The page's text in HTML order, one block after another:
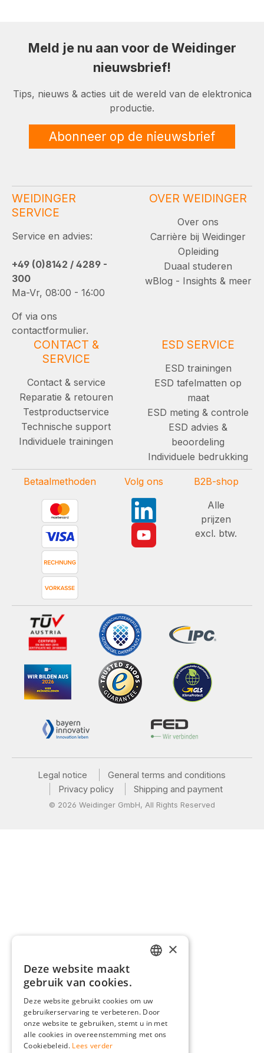
Meld je nu aan voor de Weidinger
nieuwsbrief!
Tips, nieuws & acties uit de wereld van de elektronica
productie.
Abonneer op de nieuwsbrief
WEIDINGER
SERVICE
Service en advies:
+49 (0)8142 / 4289 -
300
Ma-Vr, 08:00 - 16:00
Of via ons
contactformulier.
OVER WEIDINGER
Over ons
Carrière bij Weidinger
Opleiding
Duaal studeren
wBlog - Insights & meer
CONTACT &
SERVICE
Contact & service
Reparatie & retouren
Testproductservice
Technische support
Individuele trainingen
ESD SERVICE
ESD trainingen
ESD tafelmatten op
maat
ESD meting & controle
ESD advies &
beoordeling
Individuele bedrukking
Betaalmethoden Volg ons
B2B-shop
Alle
prijzen
excl. btw.
Legal notice
General terms and conditions
Privacy policy
Shipping and payment
© 2026 Weidinger GmbH, All Rights Reserved
FRENCH
ITALIAN
×
Deze website maakt
gebruik van cookies.
Deze website gebruikt cookies om uw
gebruikerservaring te verbeteren. Door
onze website te gebruiken, stemt u in met
alle cookies in overeenstemming met ons
Cookiebeleid. Lees verder